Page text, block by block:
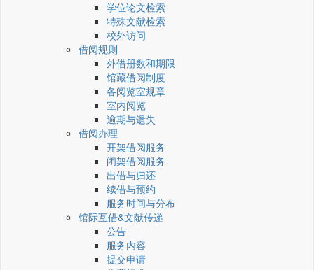
学位论文检索
特殊文献检索
校外访问
借阅规则
外借册数和期限
馆藏借阅制度
各阅览室规章
室内阅览
逾期与遗失
借阅办理
开架借阅服务
闭架借阅服务
出借与归还
续借与预约
服务时间与分布
馆际互借&文献传递
公告
服务内容
提交申请